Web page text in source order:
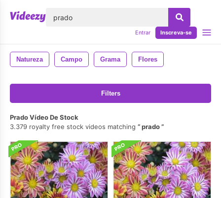
Entrar Inscreva-se
Natureza Campo Grama Flores
Filters
Prado Vídeo De Stock
3.379 royalty free stock videos matching
prado